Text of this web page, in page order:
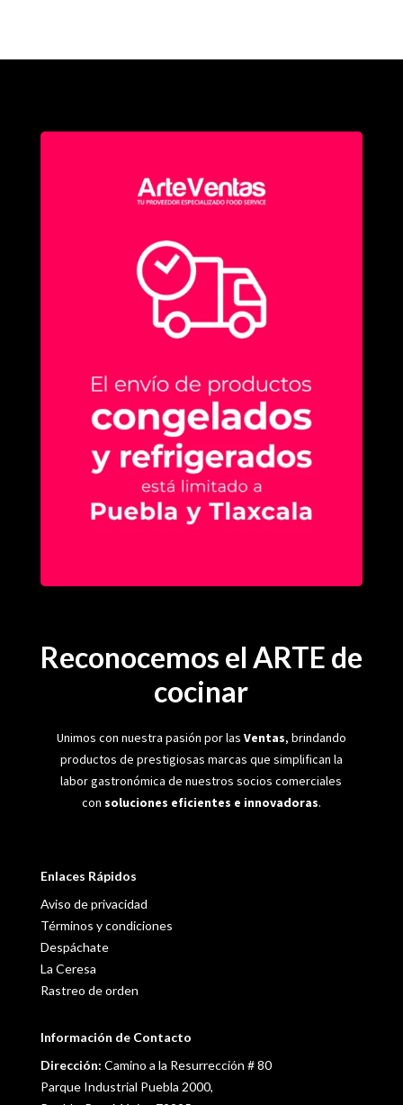
Reconocemos el ARTE de
cocinar
Unimos con nuestra pasión por las Ventas, brindando
productos de prestigiosas marcas que simplifican la
labor gastronómica de nuestros socios comerciales
con soluciones eficientes e innovadoras.
Enlaces Rápidos
Aviso de privacidad
Términos y condiciones
Despáchate
La Ceresa
Rastreo de orden
Información de Contacto
Dirección: Camino a la Resurrección # 80
Parque Industrial Puebla 2000,